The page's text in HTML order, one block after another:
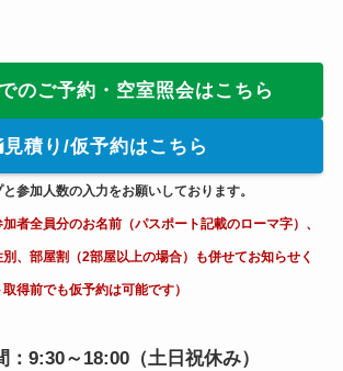
のご予約・空室照会はこちら
見積り/仮予約はこちら
参加人数の入力をお願いしております。
者全員分のお名前（パスポート記載のローマ字）、
、部屋割（2部屋以上の場合）も併せてお知らせく
得前でも仮予約は可能です）
：9:30～18:00（土日祝休み）